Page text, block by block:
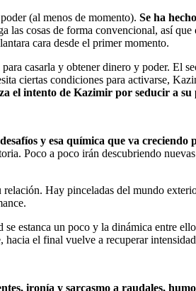
(al menos de momento). Se ha
las cosas de forma convencional, así que
cara desde el primer momento.
casarla y obtener dinero y poder. El
ciertas condiciones para activarse,
el intento de Kazimir por seducir a
y esa química que va creciendo
Poco a poco irán descubriendo
Hay pinceladas del mundo
se estanca un poco y la dinámica entre
hacia el final vuelve a recuperar
ironía y sarcasmo a raudales,